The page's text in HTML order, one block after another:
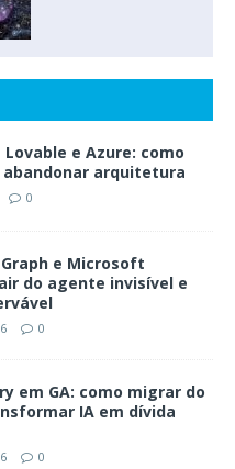
e Azure: como
arquitetura
0
e Microsoft
do agente invisível e
0
em GA: como migrar do
IA em dívida
0